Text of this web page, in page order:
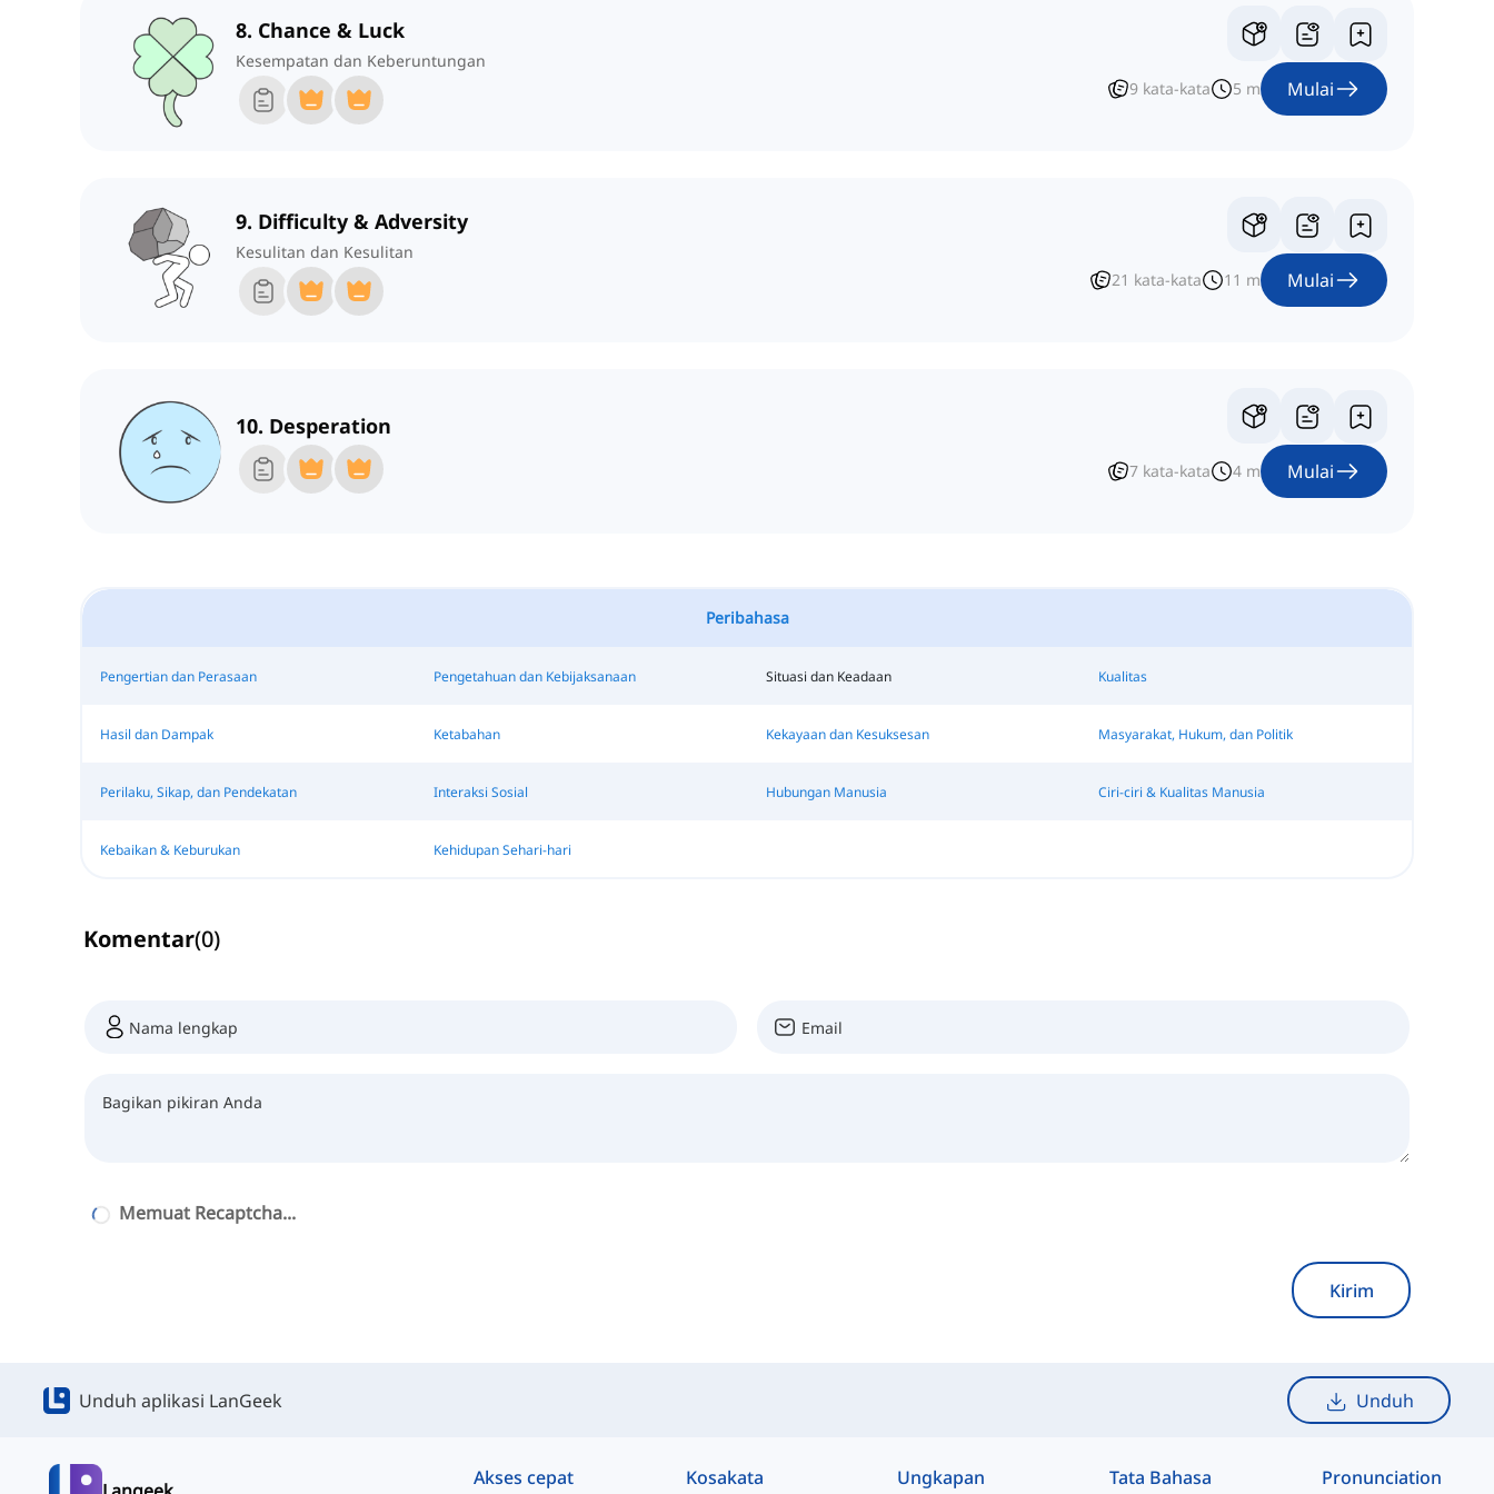
8. Chance & Luck
Kesempatan dan Keberuntungan
9 kata-kata 5 m Mulai
9. Difficulty & Adversity
Kesulitan dan Kesulitan
21 kata-kata 11 m Mulai
10. Desperation
7 kata-kata 4 m Mulai
Peribahasa
Pengertian dan Perasaan Pengetahuan dan Kebijaksanaan Situasi dan Keadaan Kualitas
Hasil dan Dampak Ketabahan Kekayaan dan Kesuksesan Masyarakat, Hukum, dan Politik
Perilaku, Sikap, dan Pendekatan Interaksi Sosial Hubungan Manusia Ciri-ciri & Kualitas Manusia
Kebaikan & Keburukan Kehidupan Sehari-hari
Komentar(0)
Memuat Recaptcha...
Kirim
Unduh aplikasi LanGeek Unduh
Akses cepat Kosakata Ungkapan Tata Bahasa Pronunciation